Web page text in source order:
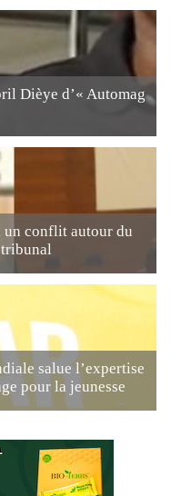
Dièye d’« Automag
un conflit autour du
salue l’expertise
pour la jeunesse